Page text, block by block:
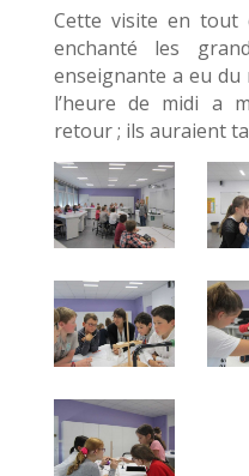
Cette visite en tout
enchanté les
enseignante a eu du
l’heure de midi a
retour ; ils auraient